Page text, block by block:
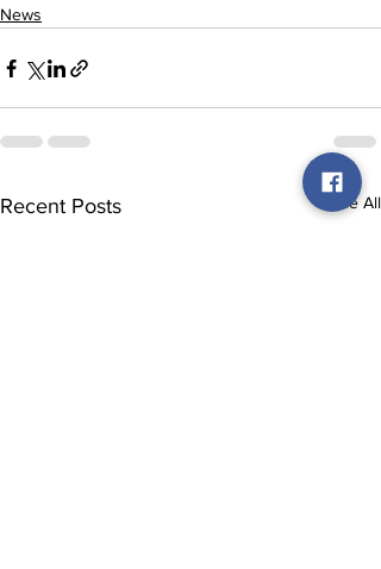
News
Recent Posts See All